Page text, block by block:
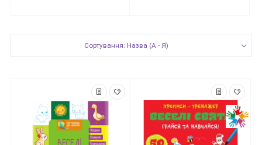
Сортування: Назва (А - Я)